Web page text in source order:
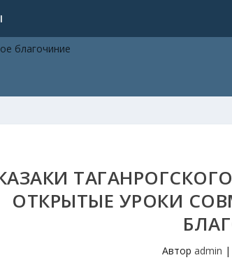
ОТКРЫТЫЕ УРОКИ
Авторadmin |